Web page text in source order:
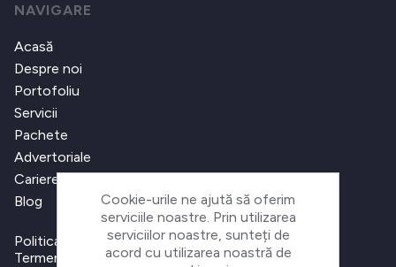
NAVIGARE
Acasă
Despre noi
Portofoliu
Servicii
Pachete
Advertoriale
Cariere
Blog
Politica de confidențialitate
Termeni și condiții
Cookie-urile ne ajută să oferim
serviciile noastre. Prin utilizarea
serviciilor noastre, sunteți de
acord cu utilizarea noastră de